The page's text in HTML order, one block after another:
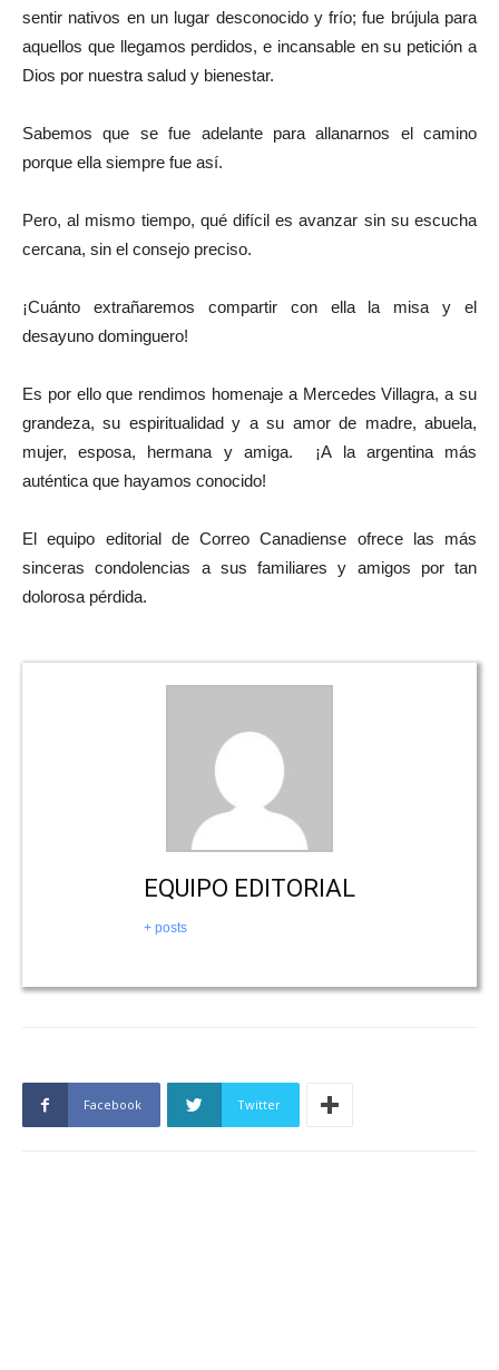
sentir nativos en un lugar desconocido y frío; fue brújula para
aquellos que llegamos perdidos, e incansable en su petición a
Dios por nuestra salud y bienestar.
Sabemos que se fue adelante para allanarnos el camino
porque ella siempre fue así.
Pero, al mismo tiempo, qué difícil es avanzar sin su escucha
cercana, sin el consejo preciso.
¡Cuánto extrañaremos compartir con ella la misa y el
desayuno dominguero!
Es por ello que rendimos homenaje a Mercedes Villagra, a su
grandeza, su espiritualidad y a su amor de madre, abuela,
mujer, esposa, hermana y amiga. ¡A la argentina más
auténtica que hayamos conocido!
El equipo editorial de Correo Canadiense ofrece las más
sinceras condolencias a sus familiares y amigos por tan
dolorosa pérdida.
EQUIPO EDITORIAL
+ posts
Facebook Twitter